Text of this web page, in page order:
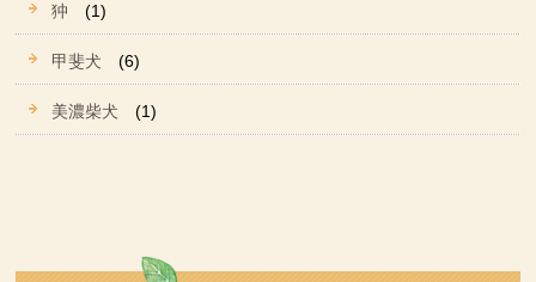
狆 (1)
甲斐犬 (6)
美濃柴犬 (1)